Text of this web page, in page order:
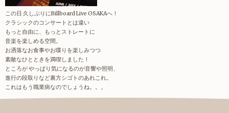
この日 久しぶりにBillboard Live OSAKAへ！
クラシックのコンサートとは違い
もっと自由に、もっとストレートに
音楽を楽しめる空間。
お洒落なお食事やお喋りを楽しみつつ
素敵なひとときを満喫しました！
ところが やっぱり気になるのが音響や照明、
進行の段取りなど裏方シゴトのあれこれ。
これはもう職業病なのでしょうね。。。